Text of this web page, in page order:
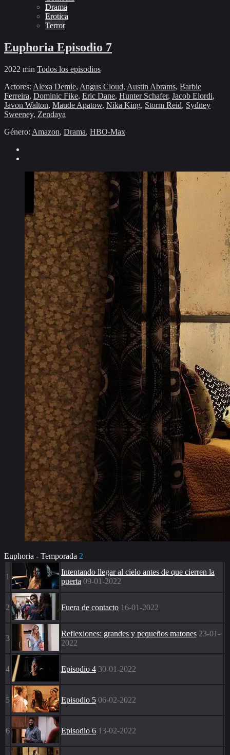
Drama
Erotica
Terror
Euphoria Episodio 7
2022 min Todos los episodios
Actores: Alexa Demie, Angus Cloud, Austin Abrams, Barbie
Ferreira, Dominic Fike, Eric Dane, Hunter Schafer, Jacob Elordi,
Javon Walton, Maude Apatow, Nika King, Storm Reid, Sydney
Sweeney, Zendaya
Género: Amazon, Drama, HBO-Max
Euphoria - Temporada 2
1
Intentando llegar al cielo antes de que cierren la
puerta 09-01-2022
2 Fuera de contacto 16-01-2022
3
Reflexiones: grandes y pequeños matones 23-01-
2022
4 Episodio 4 30-01-2022
5 Episodio 5 06-02-2022
6 Episodio 6 13-02-2022